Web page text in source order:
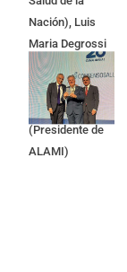
Nación), Luis
Maria Degrossi
(Presidente de
Apres Salud) y
Cristian Mazza
(Presidente de
ALAMI)